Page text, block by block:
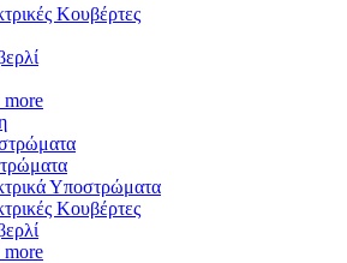
Κουβέρτες
Υποστρώματα
Κουβέρτες